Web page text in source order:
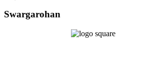
Swargarohan